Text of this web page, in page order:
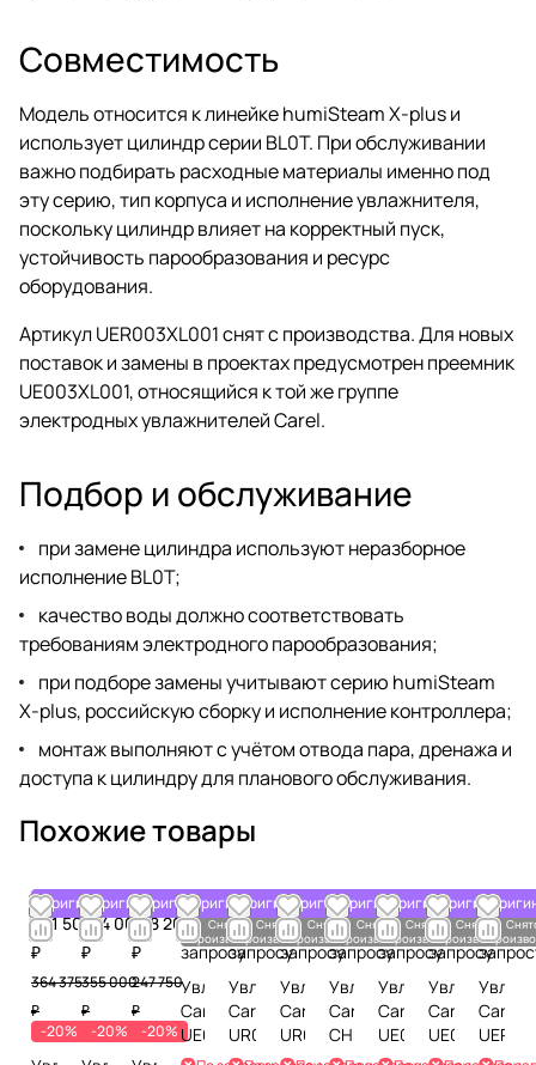
Совместимость
Модель относится к линейке humiSteam X-plus и
использует цилиндр серии BL0T. При обслуживании
важно подбирать расходные материалы именно под
эту серию, тип корпуса и исполнение увлажнителя,
поскольку цилиндр влияет на корректный пуск,
устойчивость парообразования и ресурс
оборудования.
Артикул UER003XL001 снят с производства. Для новых
поставок и замены в проектах предусмотрен преемник
UE003XL001, относящийся к той же группе
электродных увлажнителей Carel.
Подбор и обслуживание
при замене цилиндра используют неразборное
исполнение BL0T;
качество воды должно соответствовать
требованиям электродного парообразования;
при подборе замены учитывают серию humiSteam
X-plus, российскую сборку и исполнение контроллера;
монтаж выполняют с учётом отвода пара, дренажа и
доступа к цилиндру для планового обслуживания.
Похожие товары
Оригинал
291 500
₽
364 375
₽
-20%
Оригинал
284 000
₽
355 000
₽
-20%
Оригинал
198 200
₽
247 750
₽
-20%
Оригинал
Снято с
производства
По
запросу
Увлажнитель
Carel
UE003XL201
Оригинал
Снято с
производства
По
запросу
Увлажнитель
Carel
UR004HD002
Оригинал
Снято с
производства
По
запросу
Увлажнитель
Carel
UR002HD102
Оригинал
Снято с
производства
По
запросу
Увлажнитель
Carel
CHF03V2001
Оригинал
Снято с
производства
По
запросу
Увлажнитель
Carel
UE003WLC01
Оригинал
Снято с
производства
По
запросу
Увлажнитель
Carel
UE003YD001
По
Carel